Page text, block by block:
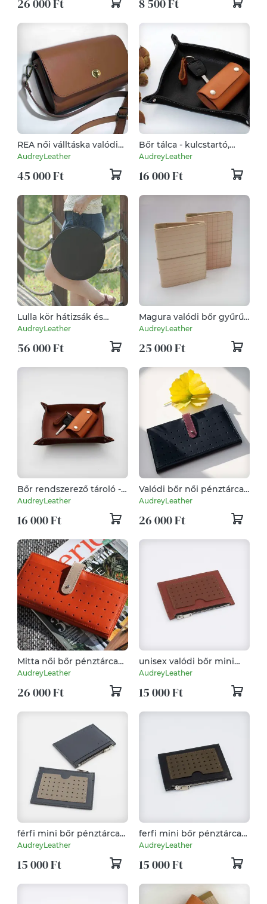
REA női válltáska valódi
bőrből
AudreyLeather
45 000 Ft
Bőr tálca - kulcstartó,
ékszertató
AudreyLeather
16 000 Ft
Lulla kör hátizsák és
válltáska
AudreyLeather
56 000 Ft
Magura valódi bőr gyűrűs
mappa (B6/ PERSONAL ;
6 gyűrűs)
AudreyLeather
25 000 Ft
Bőr rendszerező tároló -
ékszereknek, kulcsoknak,
apróságoknak
AudreyLeather
16 000 Ft
Valódi bőr női pénztárca,
kártyatartó, mobiltok
AudreyLeather
26 000 Ft
Mitta női bőr pénztárca
és mobiltok
AudreyLeather
26 000 Ft
unisex valódi bőr mini
pénztárca/kártyartartó
AudreyLeather
15 000 Ft
férfi mini bőr pénztárca
és kártyatartó tok
AudreyLeather
15 000 Ft
ferfi mini bőr pénztárca
és kártyatartó
AudreyLeather
15 000 Ft